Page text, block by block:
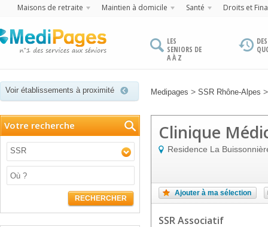
Maisons de retraite Maintien à domicile Santé Droits et
LES
SENIORS DE
A À Z
Voir établissements à proximité Medipages > SSR Rhône-Alpes
Votre recherche
SSR
RECHERCHER
Clinique
Residence La
Ajouter à ma sélection
SSR Associatif